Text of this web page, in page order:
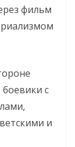
фильм
с
и